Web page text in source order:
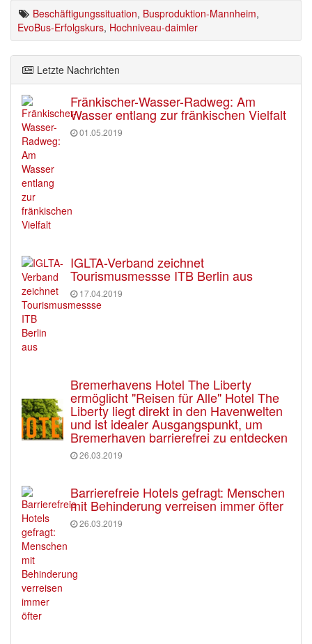
Beschäftigungssituation, Busproduktion-Mannheim,
EvoBus-Erfolgskurs, Hochniveau-daimler
Letzte Nachrichten
Fränkischer-Wasser-Radweg: Am
Wasser entlang zur fränkischen Vielfalt
01.05.2019
IGLTA-Verband zeichnet
Tourismusmessse ITB Berlin aus
17.04.2019
Bremerhavens Hotel The Liberty
ermöglicht "Reisen für Alle" Hotel The
Liberty liegt direkt in den Havenwelten
und ist idealer Ausgangspunkt, um
Bremerhaven barrierefrei zu entdecken
26.03.2019
Barrierefreie Hotels gefragt: Menschen
mit Behinderung verreisen immer öfter
26.03.2019